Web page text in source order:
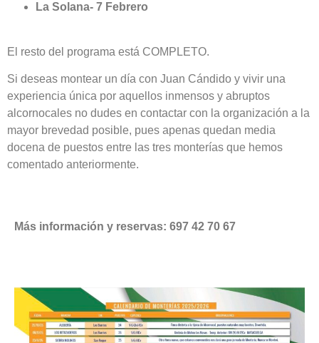
La Solana- 7 Febrero
El resto del programa está COMPLETO.
Si deseas montear un día con Juan Cándido y vivir una
experiencia única por aquellos inmensos y abruptos
alcornocales no dudes en contactar con la organización a la
mayor brevedad posible, pues apenas quedan media
docena de puestos entre las tres monterías que hemos
comentado anteriormente.
Más información y reservas: 697 42 70 67